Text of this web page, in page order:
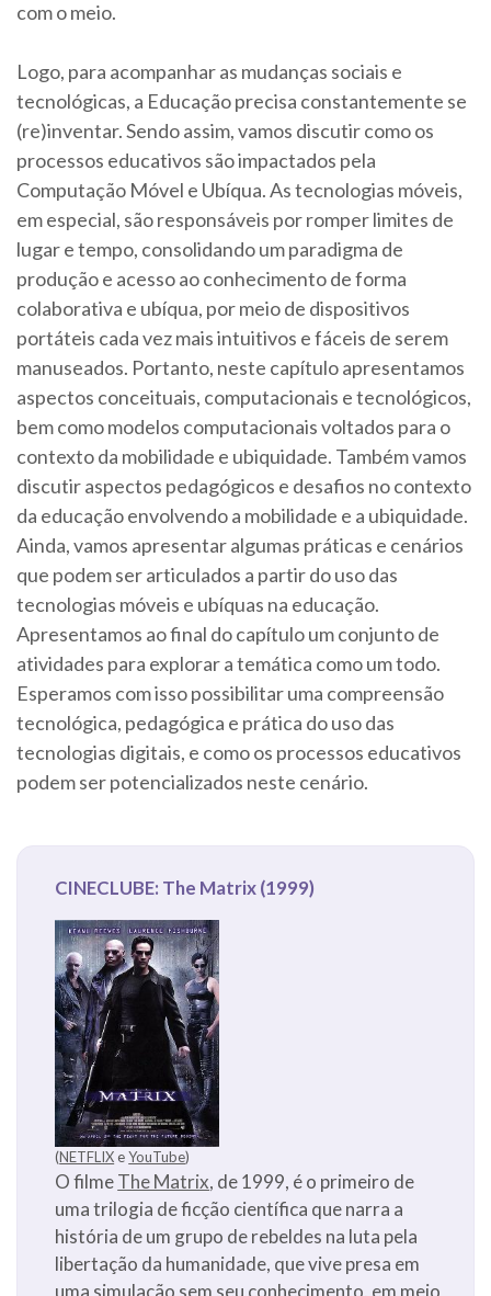
com o meio.
Logo, para acompanhar as mudanças sociais e
tecnológicas, a Educação precisa constantemente se
(re)inventar. Sendo assim, vamos discutir como os
processos educativos são impactados pela
Computação Móvel e Ubíqua. As tecnologias móveis,
em especial, são responsáveis por romper limites de
lugar e tempo, consolidando um paradigma de
produção e acesso ao conhecimento de forma
colaborativa e ubíqua, por meio de dispositivos
portáteis cada vez mais intuitivos e fáceis de serem
manuseados. Portanto, neste capítulo apresentamos
aspectos conceituais, computacionais e tecnológicos,
bem como modelos computacionais voltados para o
contexto da mobilidade e ubiquidade. Também vamos
discutir aspectos pedagógicos e desafios no contexto
da educação envolvendo a mobilidade e a ubiquidade.
Ainda, vamos apresentar algumas práticas e cenários
que podem ser articulados a partir do uso das
tecnologias móveis e ubíquas na educação.
Apresentamos ao final do capítulo um conjunto de
atividades para explorar a temática como um todo.
Esperamos com isso possibilitar uma compreensão
tecnológica, pedagógica e prática do uso das
tecnologias digitais, e como os processos educativos
podem ser potencializados neste cenário.
CINECLUBE: The Matrix (1999)
(NETFLIXeYouTube)
O filmeThe Matrix, de 1999, é o primeiro de
uma trilogia de ficção científica que narra a
história de um grupo de rebeldes na luta pela
libertação da humanidade, que vive presa em